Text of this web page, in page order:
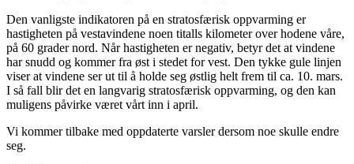
Den vanligste indikatoren på en stratosfærisk oppvarming er
hastigheten på vestavindene noen titalls kilometer over hodene våre,
på 60 grader nord. Når hastigheten er negativ, betyr det at vindene
har snudd og kommer fra øst i stedet for vest. Den tykke gule linjen
viser at vindene ser ut til å holde seg østlig helt frem til ca. 10. mars.
I så fall blir det en langvarig stratosfærisk oppvarming, og den kan
muligens påvirke været vårt inn i april.
Vi kommer tilbake med oppdaterte varsler dersom noe skulle endre
seg.